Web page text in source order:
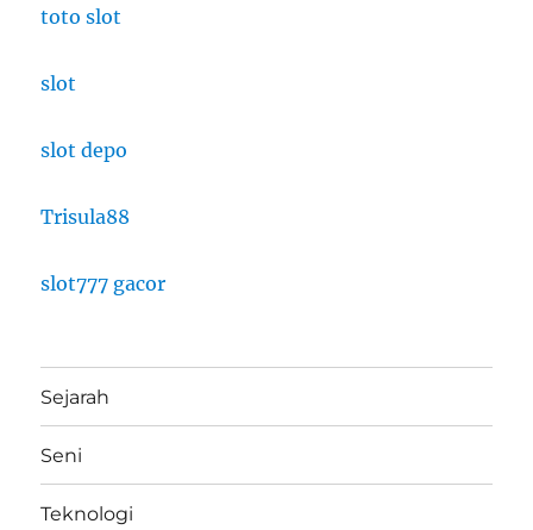
toto slot
slot
slot depo
Trisula88
slot777 gacor
Sejarah
Seni
Teknologi